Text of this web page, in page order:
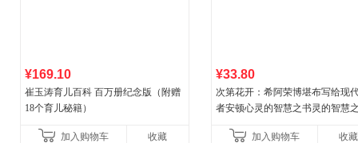
¥169.10
崔玉涛育儿百科 百万册纪念版（附赠
18个育儿秘籍）
加入购物车 收藏
¥33.80
次第花开：希阿荣博堪布写给现
者安顿心灵的智慧之书灵的智慧
加入购物车 收藏